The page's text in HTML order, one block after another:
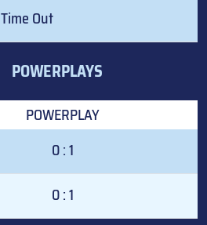
Time Out
POWERPLAYS
POWERPLAY
0 : 1
0 : 1